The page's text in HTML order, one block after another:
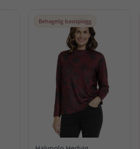
Behagelig basisplagg